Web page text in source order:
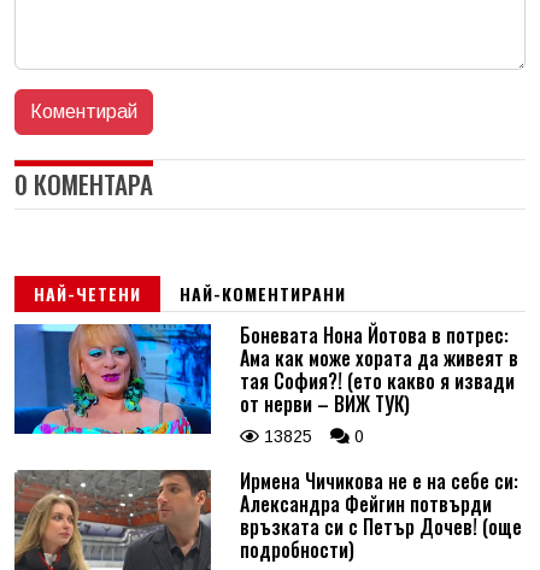
0 КОМЕНТАРА
НАЙ-ЧЕТЕНИ НАЙ-КОМЕНТИРАНИ
Боневата Нона Йотова в потрес:
Ама как може хората да живеят в
тая София?! (ето какво я извади
от нерви – ВИЖ ТУК)
13825 0
Ирмена Чичикова не е на себе си:
Александра Фейгин потвърди
връзката си с Петър Дочев! (още
подробности)